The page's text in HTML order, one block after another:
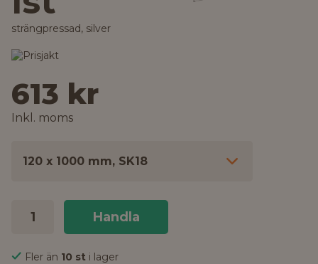
strängpressad, silver
613 kr
Inkl. moms
120 x 1000 mm, SK18
Handla
Fler än 10 st i lager